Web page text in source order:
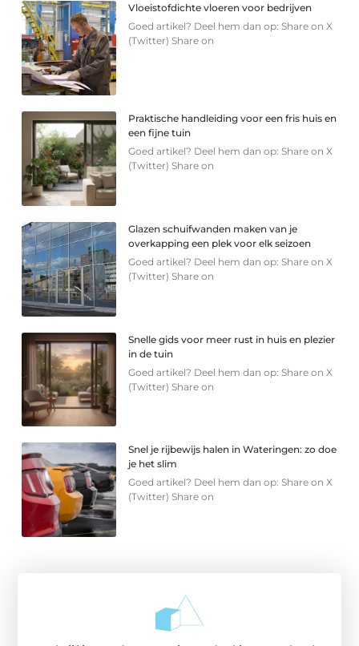
Vloeistofdichte vloeren voor bedrijven
Goed artikel? Deel hem dan op: Share on X
(Twitter) Share on
Praktische handleiding voor een fris huis en
een fijne tuin
Goed artikel? Deel hem dan op: Share on X
(Twitter) Share on
Glazen schuifwanden maken van je
overkapping een plek voor elk seizoen
Goed artikel? Deel hem dan op: Share on X
(Twitter) Share on
Snelle gids voor meer rust in huis en plezier
in de tuin
Goed artikel? Deel hem dan op: Share on X
(Twitter) Share on
Snel je rijbewijs halen in Wateringen: zo doe
je het slim
Goed artikel? Deel hem dan op: Share on X
(Twitter) Share on